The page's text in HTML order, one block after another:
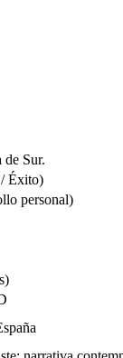
Sur.
Éxito)
personal)